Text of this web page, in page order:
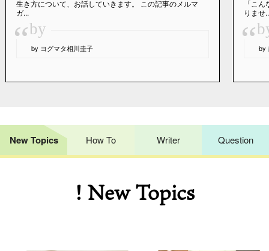
生き方について、お話していきます。 この記事のメルマ
ガ...
“by
by ヨグマタ相川圭子
「こ
りませ
“ by
New Topics How To Writer Question
! New Topics